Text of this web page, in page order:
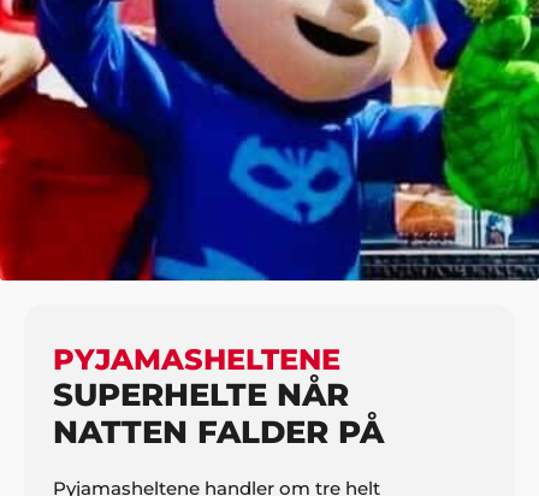
BØRN
PYJAMASHELTENE
PYJAMASHELTENE
SUPERHELTE NÅR
NATTEN FALDER PÅ
Pyjamasheltene handler om tre helt